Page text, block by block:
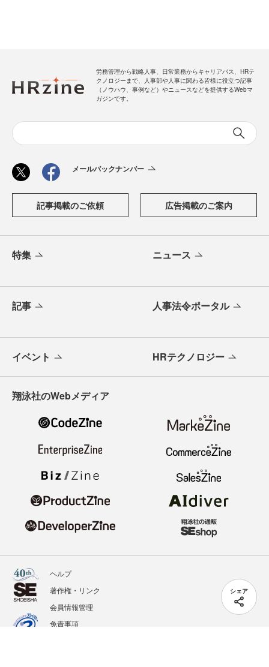
シェア
労務管理から戦略人事、日常業務からキャリアパス、HRテ
クノロジーまで、人事部や人事に関わる皆様に役立つ記事
（ノウハウ、事例など）やニュースなどを提供するWebマ
ガジンです。
メールバックナンバー
記事掲載のご依頼 広告掲載のご案内
特集 ニュース
記事 人事法令ポータル
イベント HRテクノロジー
翔泳社のWebメディア
ヘルプ
著作権・リンク
会員情報管理
免責事項